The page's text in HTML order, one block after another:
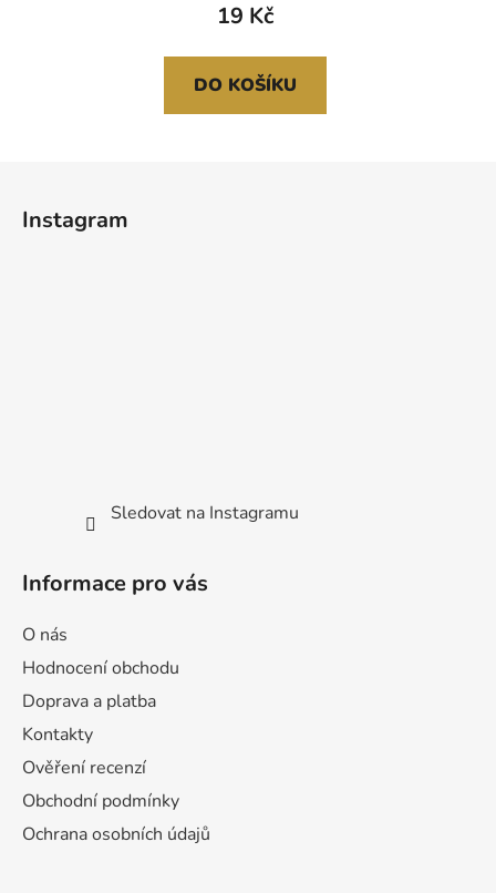
19 Kč
DO KOŠÍKU
Instagram
Sledovat na Instagramu
Informace pro vás
O nás
Hodnocení obchodu
Doprava a platba
Kontakty
Ověření recenzí
Obchodní podmínky
Ochrana osobních údajů